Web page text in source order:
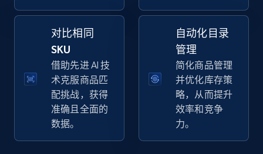
using sku numbers
URL, Final price, Sku, Currency, Gtin,
Specifications, Image urls, Top reviews, and
more.
5.6K+ 875+ 立即开始
对比相同
SKU
借助先进 AI 技
术克服商品匹
配挑战，获得
准确且全面的
数据。
自动化目录
管理
简化商品管理
并优化库存策
略，从而提升
效率和竞争
力。